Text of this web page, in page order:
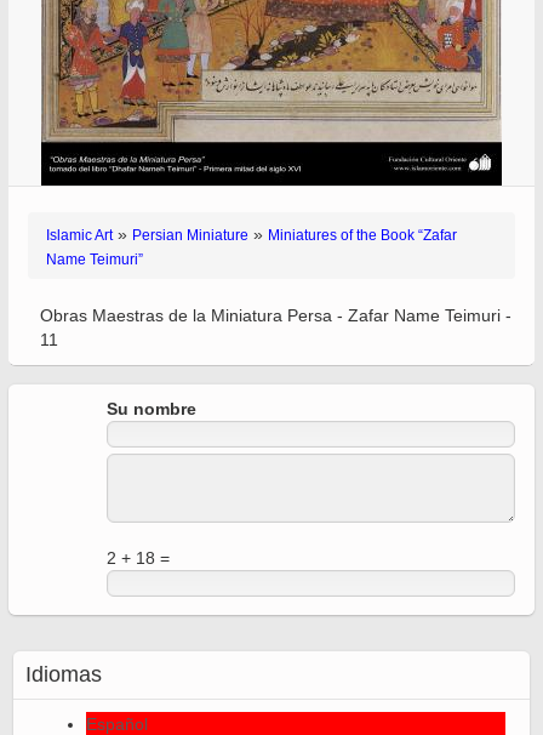
Islamic Art» Persian Miniature » Miniatures of the Book “Zafar
Name Teimuri”
Obras Maestras de la Miniatura Persa - Zafar Name Teimuri -
11
Su nombre
2 + 18 =
Idiomas
Español